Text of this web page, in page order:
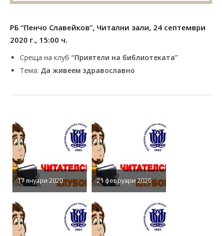
РБ “Пенчо Славейков”, Читални зали, 24 септември
2020 г., 15:00 ч.
Среща на клуб “Приятели на библиотеката”
Тема: Да живеем здравославно
17 януари 2020 21 февруари 2020